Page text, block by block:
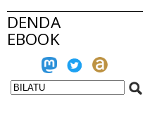
DENDA
EBOOK